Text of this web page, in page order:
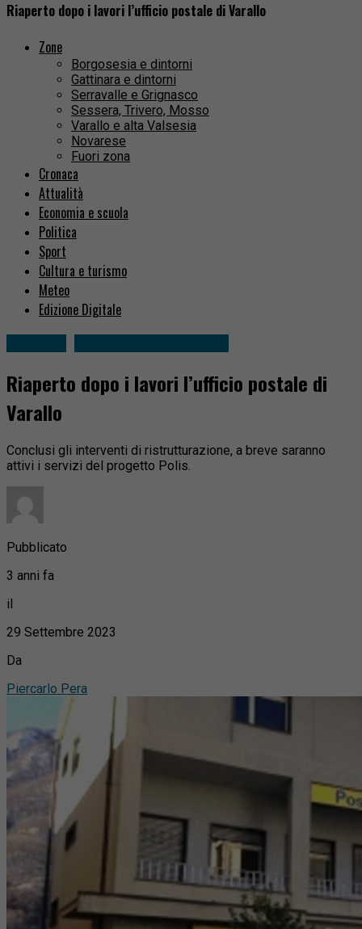
Riaperto dopo i lavori l’ufficio postale di Varallo
Zone
Borgosesia e dintorni
Gattinara e dintorni
Serravalle e Grignasco
Sessera, Trivero, Mosso
Varallo e alta Valsesia
Novarese
Fuori zona
Cronaca
Attualità
Economia e scuola
Politica
Sport
Cultura e turismo
Meteo
Edizione Digitale
Riaperto dopo i lavori l’ufficio postale di
Varallo
Conclusi gli interventi di ristrutturazione, a breve saranno
attivi i servizi del progetto Polis.
Pubblicato
3 anni fa
il
29 Settembre 2023
Da
Piercarlo Pera